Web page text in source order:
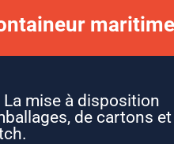
La mise à disposition
de cartons